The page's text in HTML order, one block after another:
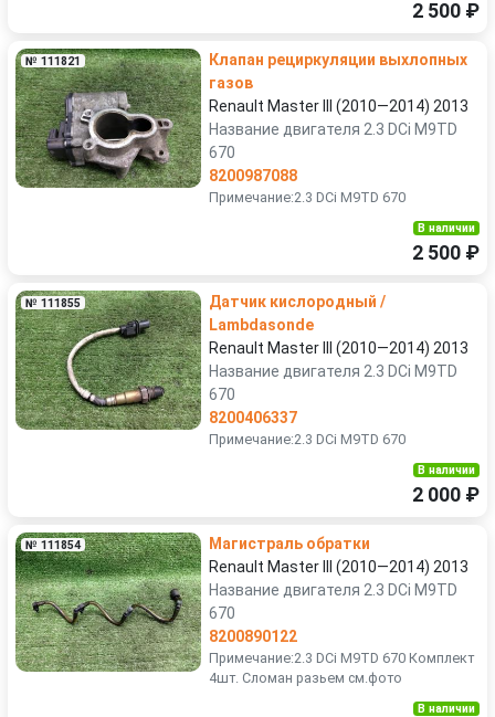
2 500 ₽
№ 111821
Клапан рециркуляции выхлопных
газов
Renault Master III (2010—2014) 2013
Название двигателя 2.3 DCi M9TD
670
8200987088
Примечание:2.3 DCi M9TD 670
В наличии
2 500 ₽
№ 111855
Датчик кислородный /
Lambdasonde
Renault Master III (2010—2014) 2013
Название двигателя 2.3 DCi M9TD
670
8200406337
Примечание:2.3 DCi M9TD 670
В наличии
2 000 ₽
№ 111854
Магистраль обратки
Renault Master III (2010—2014) 2013
Название двигателя 2.3 DCi M9TD
670
8200890122
Примечание:2.3 DCi M9TD 670 Комплект
4шт. Сломан разьем см.фото
В наличии